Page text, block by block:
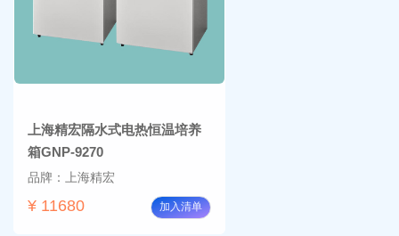
上海精宏隔水式电热恒温培养
箱GNP-9270
品牌：上海精宏
¥ 11680 加入清单